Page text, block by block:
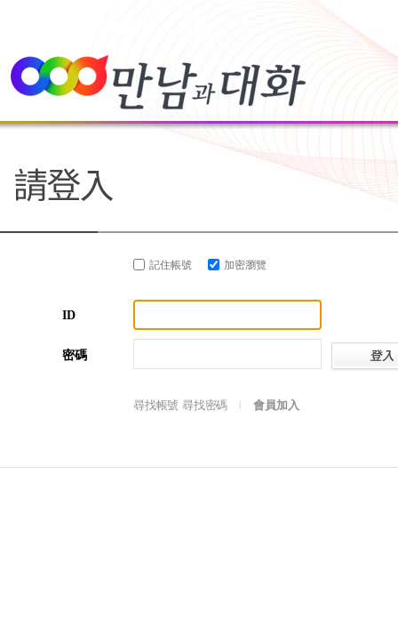
記住帳號 加密瀏覽
ID
密碼
尋找帳號 尋找密碼 會員加入